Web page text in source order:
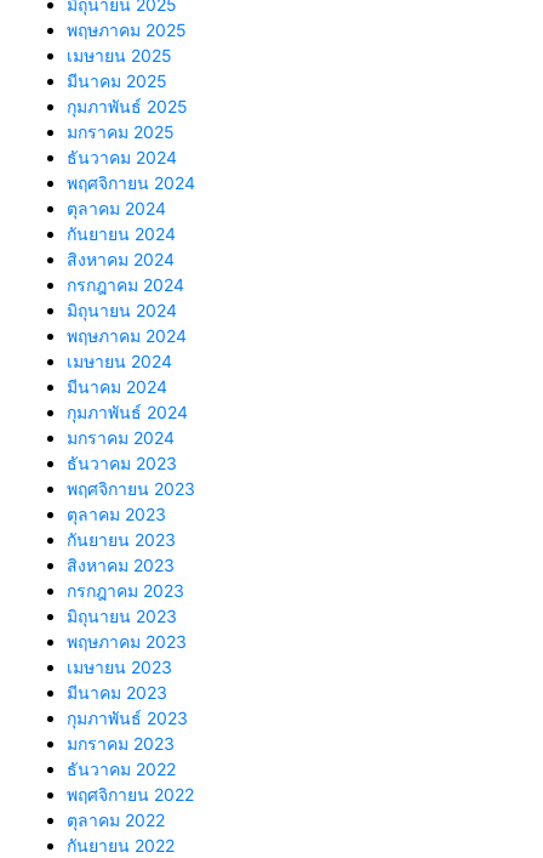
มิถุนายน 2025
พฤษภาคม 2025
เมษายน 2025
มีนาคม 2025
กุมภาพันธ์ 2025
มกราคม 2025
ธันวาคม 2024
พฤศจิกายน 2024
ตุลาคม 2024
กันยายน 2024
สิงหาคม 2024
กรกฎาคม 2024
มิถุนายน 2024
พฤษภาคม 2024
เมษายน 2024
มีนาคม 2024
กุมภาพันธ์ 2024
มกราคม 2024
ธันวาคม 2023
พฤศจิกายน 2023
ตุลาคม 2023
กันยายน 2023
สิงหาคม 2023
กรกฎาคม 2023
มิถุนายน 2023
พฤษภาคม 2023
เมษายน 2023
มีนาคม 2023
กุมภาพันธ์ 2023
มกราคม 2023
ธันวาคม 2022
พฤศจิกายน 2022
ตุลาคม 2022
กันยายน 2022